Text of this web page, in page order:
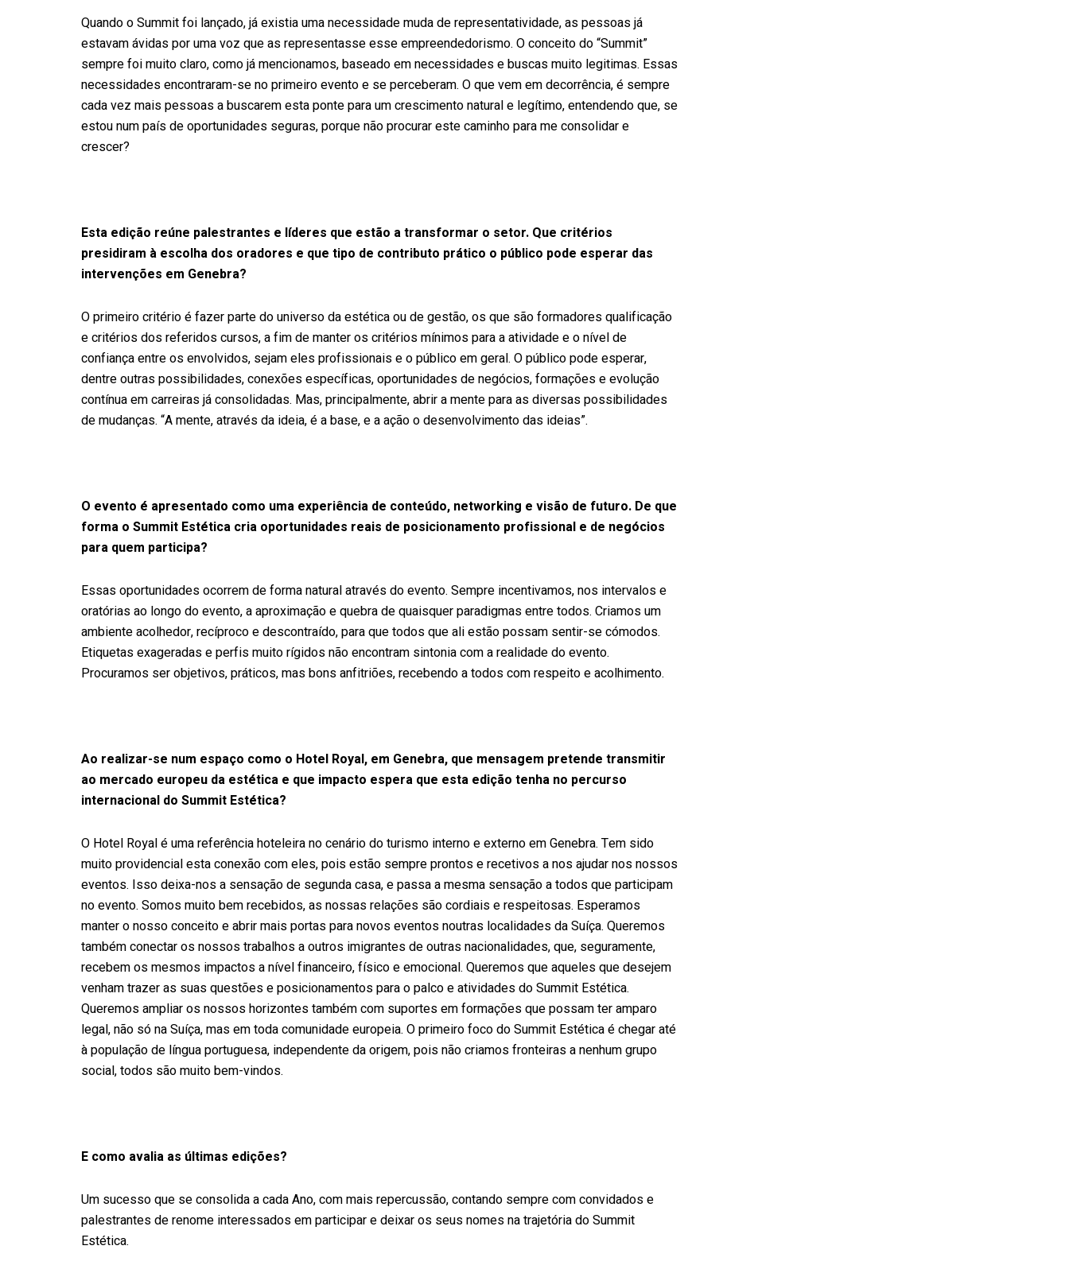
Quando o Summit foi lançado, já existia uma necessidade muda de representatividade, as pessoas já
estavam ávidas por uma voz que as representasse esse empreendedorismo. O conceito do “Summit”
sempre foi muito claro, como já mencionamos, baseado em necessidades e buscas muito legitimas. Essas
necessidades encontraram-se no primeiro evento e se perceberam. O que vem em decorrência, é sempre
cada vez mais pessoas a buscarem esta ponte para um crescimento natural e legítimo, entendendo que, se
estou num país de oportunidades seguras, porque não procurar este caminho para me consolidar e
crescer?
Esta edição reúne palestrantes e líderes que estão a transformar o setor. Que critérios
presidiram à escolha dos oradores e que tipo de contributo prático o público pode esperar das
intervenções em Genebra?
O primeiro critério é fazer parte do universo da estética ou de gestão, os que são formadores qualificação
e critérios dos referidos cursos, a fim de manter os critérios mínimos para a atividade e o nível de
confiança entre os envolvidos, sejam eles profissionais e o público em geral. O público pode esperar,
dentre outras possibilidades, conexões específicas, oportunidades de negócios, formações e evolução
contínua em carreiras já consolidadas. Mas, principalmente, abrir a mente para as diversas possibilidades
de mudanças. “A mente, através da ideia, é a base, e a ação o desenvolvimento das ideias”.
O evento é apresentado como uma experiência de conteúdo, networking e visão de futuro. De que
forma o Summit Estética cria oportunidades reais de posicionamento profissional e de negócios
para quem participa?
Essas oportunidades ocorrem de forma natural através do evento. Sempre incentivamos, nos intervalos e
oratórias ao longo do evento, a aproximação e quebra de quaisquer paradigmas entre todos. Criamos um
ambiente acolhedor, recíproco e descontraído, para que todos que ali estão possam sentir-se cómodos.
Etiquetas exageradas e perfis muito rígidos não encontram sintonia com a realidade do evento.
Procuramos ser objetivos, práticos, mas bons anfitriões, recebendo a todos com respeito e acolhimento.
Ao realizar-se num espaço como o Hotel Royal, em Genebra, que mensagem pretende transmitir
ao mercado europeu da estética e que impacto espera que esta edição tenha no percurso
internacional do Summit Estética?
O Hotel Royal é uma referência hoteleira no cenário do turismo interno e externo em Genebra. Tem sido
muito providencial esta conexão com eles, pois estão sempre prontos e recetivos a nos ajudar nos nossos
eventos. Isso deixa-nos a sensação de segunda casa, e passa a mesma sensação a todos que participam
no evento. Somos muito bem recebidos, as nossas relações são cordiais e respeitosas. Esperamos
manter o nosso conceito e abrir mais portas para novos eventos noutras localidades da Suíça. Queremos
também conectar os nossos trabalhos a outros imigrantes de outras nacionalidades, que, seguramente,
recebem os mesmos impactos a nível financeiro, físico e emocional. Queremos que aqueles que desejem
venham trazer as suas questões e posicionamentos para o palco e atividades do Summit Estética.
Queremos ampliar os nossos horizontes também com suportes em formações que possam ter amparo
legal, não só na Suíça, mas em toda comunidade europeia. O primeiro foco do Summit Estética é chegar até
à população de língua portuguesa, independente da origem, pois não criamos fronteiras a nenhum grupo
social, todos são muito bem-vindos.
E como avalia as últimas edições?
Um sucesso que se consolida a cada Ano, com mais repercussão, contando sempre com convidados e
palestrantes de renome interessados em participar e deixar os seus nomes na trajetória do Summit
Estética.